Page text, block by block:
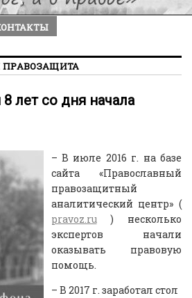
лет со дня начала
– В июле 2016 г. на базе
сайта «Православный
правозащитный
аналитический центр» (
pravoz.ru) несколько
экспертов начали
оказывать правовую
помощь.
– В 2017 г. заработал стол